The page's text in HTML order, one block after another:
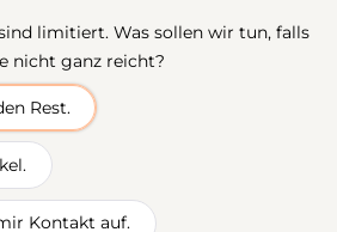
limitiert. Was sollen wir tun, falls
nicht ganz reicht?
Rest.
Kontakt auf.